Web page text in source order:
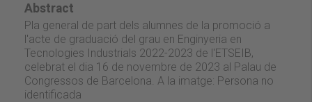
Abstract
Pla general de part dels alumnes de la promoció a
l'acte de graduació del grau en Enginyeria en
Tecnologies Industrials 2022-2023 de l'ETSEIB,
celebrat el dia 16 de novembre de 2023 al Palau de
Congressos de Barcelona. A la imatge: Persona no
identificada